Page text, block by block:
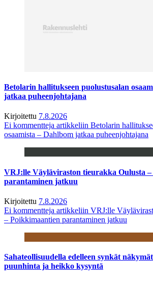
Betolarin hallitukseen puolustusalan
jatkaa puheenjohtajana
Kirjoitettu 7.8.2026
Ei kommentteja artikkeliin Betolarin
osaamista – Dahlbom jatkaa puheenjohtajana
VRJ:lle Väyläviraston tieurakka Oulusta
parantaminen jatkuu
Kirjoitettu 7.8.2026
Ei kommentteja artikkeliin VRJ:lle
– Poikkimaantien parantaminen jatkuu
Sahateollisuudella edelleen synkät
puunhinta ja heikko kysyntä